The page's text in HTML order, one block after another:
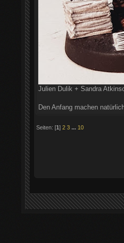
Julien Dulik + Sandra
Den Anfang machen
Seiten: [1]2 3 ... 10